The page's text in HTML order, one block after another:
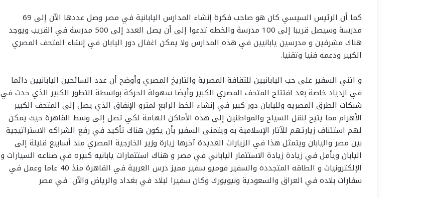
كما أن الرئيس السيسي كان هو صاحب فكرة إنشاء المدارس اليابانية في مصر وصل عددها الآن إلى 69
مدرسة وسيصل قريبا إلى 100 مدرسة والخطه تدعوا إلى أن يصل العدد إلى 500 مدرسة في القريب ويوجد
هناك مشرفين و مدرسين يابانيين في هذه المدارس ولا يمكن اغفال دور اليابان في إنشاء المتحف المصري
الكبير ودعمه فنيا وتقنيا.
و اثني السفير على حب اليابانيين للثقافة المصرية والتاريخ المصري وأوضح أن عدد السائحين اليابانيين دائما
في ازدياد خاصة بعد افتتاح المتحف المصري الكبير وأيضا سهولة الحركة بواسطة التطور الكبير الذي حدث في
شبكات الطرق المصريه ولليابان دور كبير في إنشاء الخط الرابع لمترو الإنفاق الذي يصل إلى المتحف الكبير
الأهرام مما يتيح لنقل السياح والمواطنين إلى هذه الأماكن الهامة لكي تصل إلى وسط القاهرة حيث يمكن
لهم استئناف زيارتهم للآثار الإسلامية به ويتمنى السفير بأن يكون هناك تأكيد في رفع الشراكه الاستراتيجية
بين مصر واليابان ويتمثل هذا في الزيارات العديدة آخرها زيارة وزير الخارجية المصري منذ أسابيع قليلة إلى
اليابان ويأمل في زيادة زيادة الاستثمار الياباني في مصر و هناك استثمارات يابانيه كبيره في صناعه السيارات و
الإلكترونيات و الطاقه المتجدده والسفير فوميو سفير مميز درس العربية في القاهرة منذ 40 عاما وعمل في
سفارات بلاده في العراق والسعودية ونيويورك وكان سفيرا لبلاد في بغداد والرياض والآن ‏ في مصر